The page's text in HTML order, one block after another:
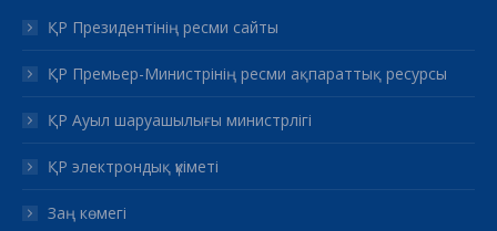
ҚР Президентінің ресми сайты
ҚР Премьер-Министрінің ресми ақпараттық ресурсы
ҚР Ауыл шаруашылығы министрлігі
ҚР электрондық үкіметі
Заң көмегі